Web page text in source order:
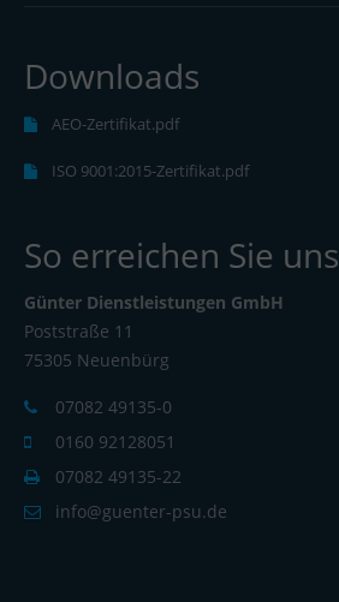
Downloads
AEO-Zertifikat.pdf
ISO 9001:2015-Zertifikat.pdf
So erreichen Sie uns
Günter Dienstleistungen GmbH
Poststraße 11
75305 Neuenbürg
07082 49135-0
0160 92128051
07082 49135-22
info@guenter-psu.de